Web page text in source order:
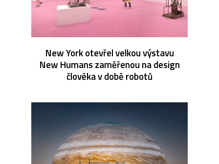
New York otevřel velkou výstavu
New Humans zaměřenou na design
člověka v době robotů